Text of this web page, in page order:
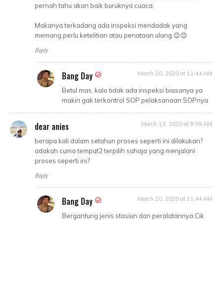
pernah tahu akan baik buruknya cuaca.
Makanya terkadang ada inspeksi mendadak yang
memang perlu ketelitian atau penataan ulang.😊😊
Reply
Bang Day March 20, 2020 at 11:44 AM
Betul mas, kalo tidak ada inspeksi biasanya ya
makin gak terkontrol SOP pelaksanaan SOPnya
dear anies March 13, 2020 at 8:59 AM
berapa kali dalam setahun proses seperti ini dilakukan?
adakah cuma tempat2 terpilih sahaja yang menjalani
proses seperti ini?
Reply
Bang Day March 20, 2020 at 11:44 AM
Bergantung jenis stasiun dan peralatannya Cik